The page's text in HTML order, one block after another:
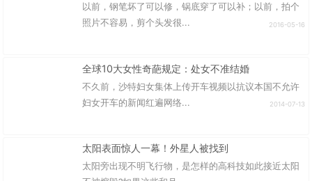
以前，钢笔坏了可以修，锅底穿了可以补；以前，拍个
照片不容易，剪个头发很...
2016-05-16
全球10大女性奇葩规定：处女不准结婚
不久前，沙特妇女集体上传开车视频以抗议本国不允许
妇女开车的新闻红遍网络...
2014-07-13
太阳表面惊人一幕！外星人被找到
太阳旁出现不明飞行物，是怎样的高科技如此接近太阳